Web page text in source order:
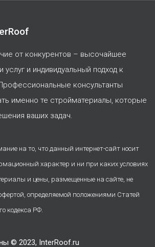
от конкурентов – высочайшее
услуг и индивидуальный подход к
консультанты
именно те стройматериалы, которые
ваших задач.
на то, что данный интернет-сайт носит
характер и ни при каких условиях
и цены, размещенные на сайте, не
определяемой положениями Статей
кодекса РФ.
© 2023, InterRoof.ru